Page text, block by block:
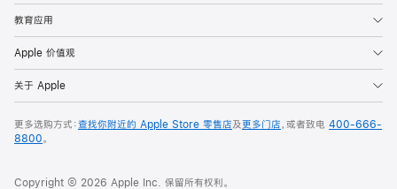
教育应用
Apple 价值观
关于 Apple
更多选购方式：查找你附近的 Apple Store 零售店及更多门店，或者致电 400-666-
8800。
Copyright © 2026 Apple Inc. 保留所有权利。